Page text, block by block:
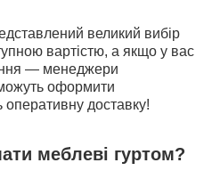
великий вибір
вартістю, а якщо у вас
— менеджери
оформити
оперативну доставку!
меблеві гуртом?